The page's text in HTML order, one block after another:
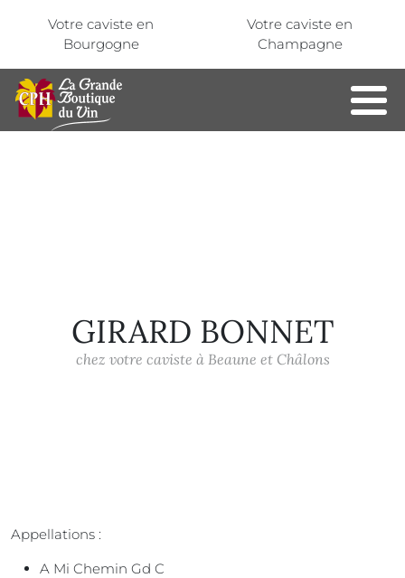
Votre caviste en
Bourgogne
Votre caviste en
Champagne
GIRARD BONNET
chez votre caviste à Beaune et Châlons
Appellations :
A Mi Chemin Gd C